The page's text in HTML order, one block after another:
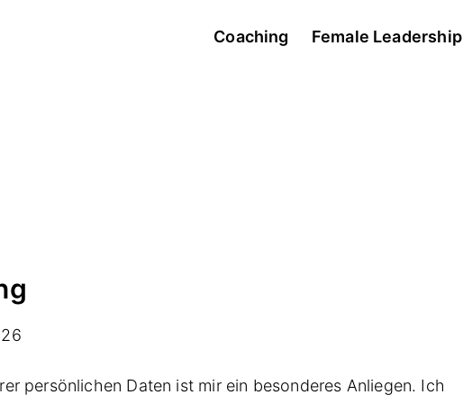
Coaching Female Leadership
persönlichen Daten ist mir ein besonderes Anliegen. Ich